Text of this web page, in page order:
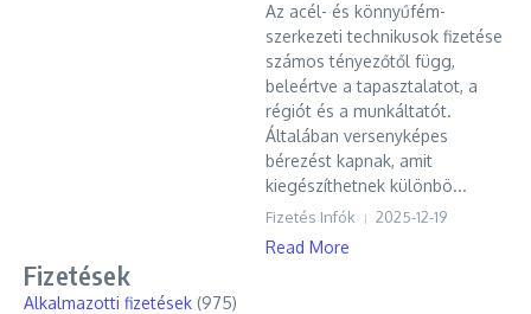
Az acél- és könnyűfém-
szerkezeti technikusok fizetése
számos tényezőtől függ,
beleértve a tapasztalatot, a
régiót és a munkáltatót.
Általában versenyképes
bérezést kapnak, amit
kiegészíthetnek különbö...
Fizetés Infók 2025-12-19
Read More
Fizetések
Alkalmazotti fizetések (975)